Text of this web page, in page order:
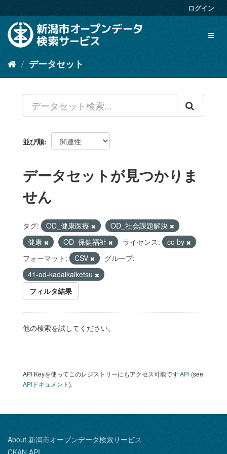
キ
容
ログイン
データセット
並び順
データセットが見つかりま
せん
タグ: OD_健康医療
OD_社会課題解決
健康
OD_保健福祉 ライセンス:
cc-by
フォーマット:
CSV
グループ:
41-od-kadaikaiketsu
フィルタ結果
他の検索を試してください。
API Keyを使ってこのレジストリーにもアクセス可能ですAPI (see
APIドキュメント).
About 新潟市オープンデータ検索サービス
CKAN API